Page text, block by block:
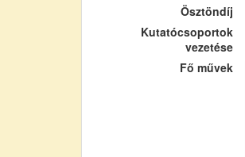
Ösztöndíj
Kutatócsoportok
vezetése
Fő művek